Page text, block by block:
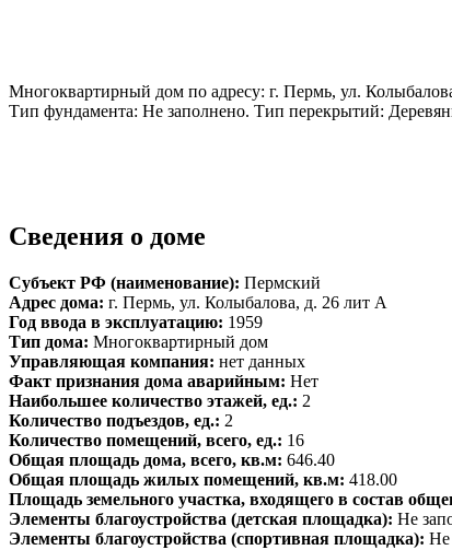
Многоквартирный дом по адресу: г. Пермь, ул.
Тип фундамента: Не заполнено. Тип перекрытий:
Сведения о доме
Субъект РФ (наименование): Пермский
Адрес дома: г. Пермь, ул. Колыбалова, д. 26 лит А
Год ввода в эксплуатацию: 1959
Тип дома: Многоквартирный дом
Управляющая компания: нет данных
Факт признания дома аварийным: Нет
Наибольшее количество этажей, ед.: 2
Количество подъездов, ед.: 2
Количество помещений, всего, ед.: 16
Общая площадь дома, всего, кв.м: 646.40
Общая площадь жилых помещений, кв.м: 418.00
Площадь земельного участка, входящего в состав
Элементы благоустройства (детская площадка): Не
Элементы благоустройства (спортивная площадка): Не